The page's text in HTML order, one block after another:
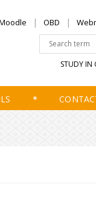
OBD
STUDY IN